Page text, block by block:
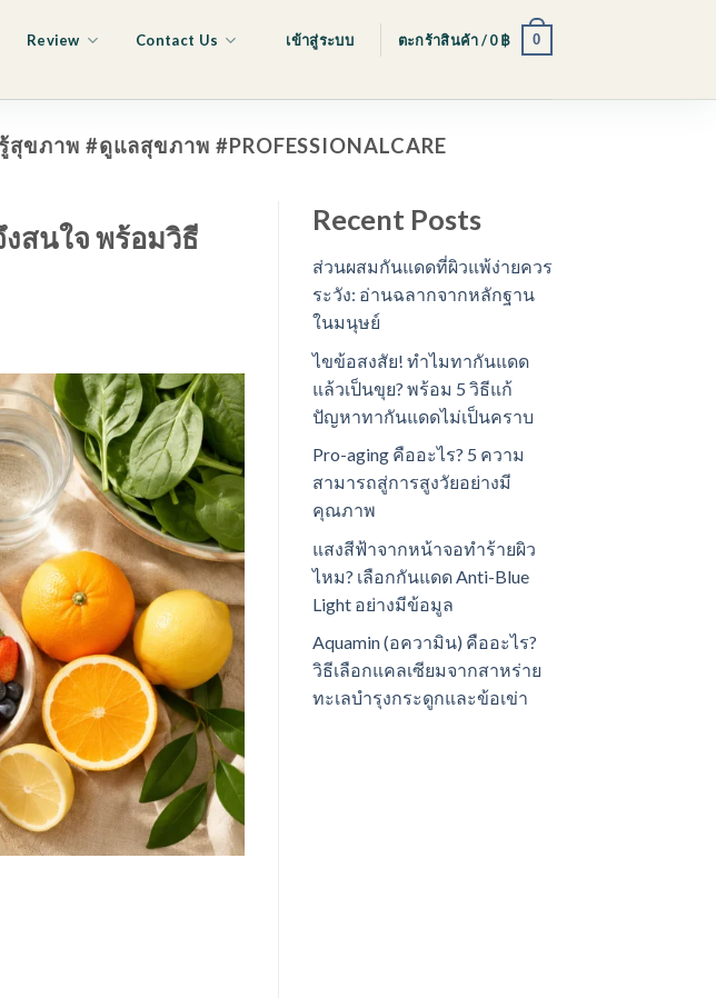
Review Contact Us เข้าสู่ระบบ ตะกร้าสินค้า /0฿ 0
ขภาพ #ดูแลสุขภาพ #PROFESSIONALCARE
สนใจ พร้อมวิธี
Recent Posts
ส่วนผสมกันแดดที่ผิวแพ้ง่ายควร
ระวัง: อ่านฉลากจากหลักฐาน
ในมนุษย์
ไขข้อสงสัย! ทำไมทากันแดด
แล้วเป็นขุย? พร้อม 5 วิธีแก้
ปัญหาทากันแดดไม่เป็นคราบ
Pro-aging คืออะไร? 5 ความ
สามารถสู่การสูงวัยอย่างมี
คุณภาพ
แสงสีฟ้าจากหน้าจอทำร้ายผิว
ไหม? เลือกกันแดด Anti-Blue
Light อย่างมีข้อมูล
Aquamin (อความิน) คืออะไร?
วิธีเลือกแคลเซียมจากสาหร่าย
ทะเลบำรุงกระดูกและข้อเข่า